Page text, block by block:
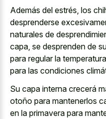
Además del estrés, los
desprenderse
naturales de
capa, se desprenden de
para regular la
para las condiciones
Su capa interna crecerá
otoño para mantenerlos
en la primavera para